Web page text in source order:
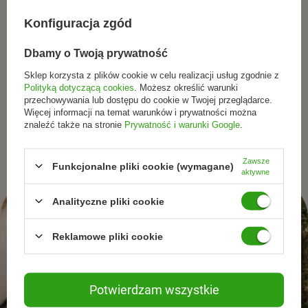
✔️ witamina K przyczynia się do prawidłowego
✔️ witamina K pomaga w utrzymaniu zdrowych kości
✔️ witamina D pomaga w utrzymaniu prawidłowego
funkcjonowania mięśni
Składniki
jabłczan magnezu), witamina K (menachinon-7), witamina
D (cholekalcyferol), otoczka kapsułki (substancja
Składniki aktywne w porcji dziennej
80 mg
Dołącz do tych, którzy
wybierają świadomie.
Zapisz się do newslettera i otrzymuj informacje o
promocjach, nowościach oraz inspiracjach ze świata
naturalnej pielęgnacjii zdrowego stylu życia.
Konfiguracja zgód
Dbamy o Twoją prywatność
Sklep korzysta z plików cookie w celu realizacji usług zgodnie z
Polityką dotyczącą cookies . Możesz określić warunki
przechowywania lub dostępu do cookie w Twojej przeglądarce.
Więcej informacji na temat warunków i prywatności można
znaleźć także na stronie Prywatność i warunki Google
Funkcjonalne pliki cookie (wymagane)
Zawsze
aktywne
Analityczne pliki cookie
Reklamowe pliki cookie
Potwierdzam wszystkie